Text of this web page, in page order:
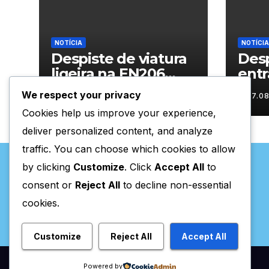
NOTÍCIA
Despiste de viatura
ligeira na EN206
junto ao
cruzamento Fornos
do Pinhal
07.08.2026
NOTÍCIA
Valpaços Online
We respect your privacy
Cookies help us improve your experience,
deliver personalized content, and analyze
traffic. You can choose which cookies to allow
by clicking Customize. Click Accept All to
consent or Reject All to decline non-essential
cookies.
Customize Reject All Accept All
Powered by